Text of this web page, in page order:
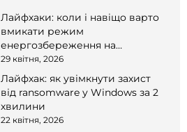
Лайфхаки: коли і навіщо варто
вмикати режим
енергозбереження на
смартфоні
29 квітня, 2026
Лайфхак: як увімкнути захист
від ransomware у Windows за 2
хвилини
22 квітня, 2026